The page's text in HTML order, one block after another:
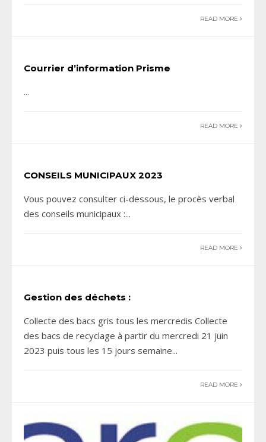
READ MORE
Courrier d’information Prisme
...
READ MORE
CONSEILS MUNICIPAUX 2023
Vous pouvez consulter ci-dessous, le procès verbal
des conseils municipaux :...
READ MORE
Gestion des déchets :
Collecte des bacs gris tous les mercredis Collecte
des bacs de recyclage à partir du mercredi 21 juin
2023 puis tous les 15 jours semaine...
READ MORE